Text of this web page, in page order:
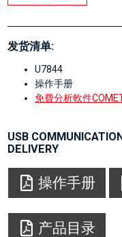
发货清单:
U7844
操作手册
免費分析軟件
USB
DELIVERY
操作手册
产品目录